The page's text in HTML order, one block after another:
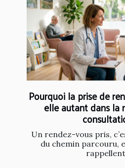
Pourquoi la prise de
elle autant dans la
Un rendez-vous pris,
du chemin parcouru,